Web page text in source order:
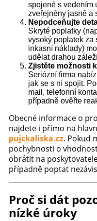
spojené s vedením
zveřejněny jasně a
Nepodceňujte
Skryté poplatky
vysoký poplatek za
inkasní náklady)
udělat drahou
Zjistěte možnosti
Seriózní firma
jak se s ní spojit.
mail, telefonní
případně ověřte
Obecné informace o
najdete i přímo na
pujckaliska.cz. Pokud
pochybnosti o
obrátit na
případně poptat
Proč si dát
nízké úroky